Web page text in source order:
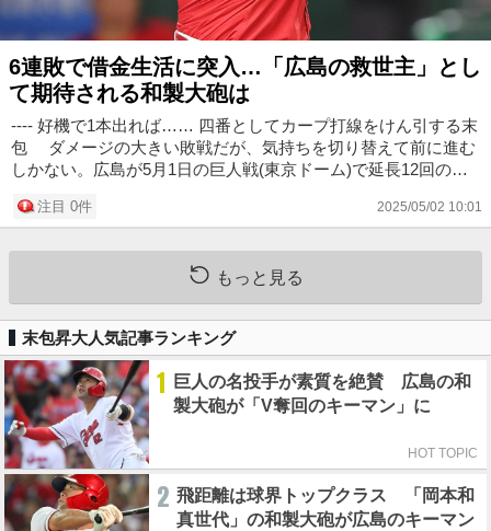
6連敗で借金生活に突入…「広島の救世主」とし
て期待される和製大砲は
---- 好機で1本出れば…… 四番としてカープ打線をけん引する末
包 ダメージの大きい敗戦だが、気持ちを切り替えて前に進む
しかない。広島が5月1日の巨人戦(東京ドーム)で延長12回の末
位に転落した...
注目 0件 2025/05/02 10:01
もっと見る
末包昇大人気記事ランキング
1
巨人の名投手が素質を絶賛 広島の和
製大砲が「V奪回のキーマン」に
HOT TOPIC
2 飛距離は球界トップクラス 「岡本和
真世代」の和製大砲が広島のキーマン